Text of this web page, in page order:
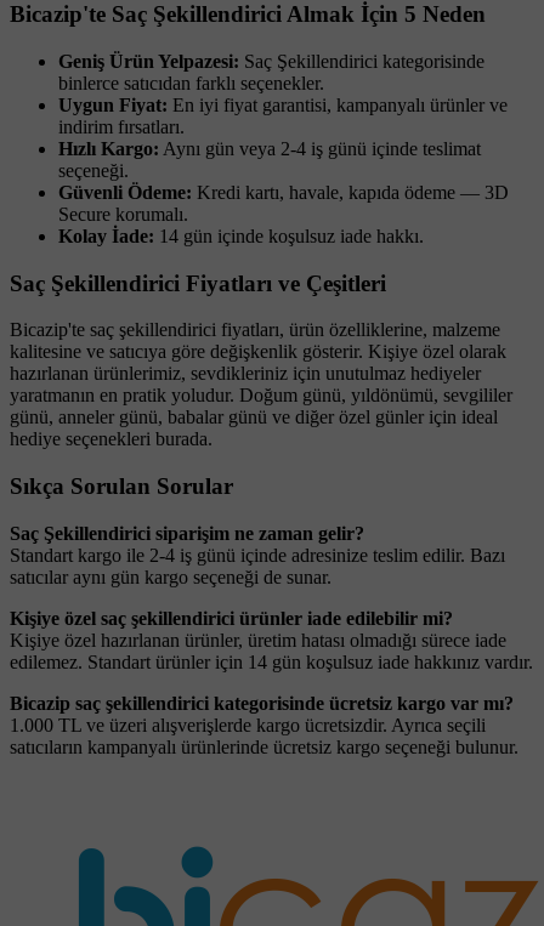
Bicazip'te Saç Şekillendirici Almak İçin 5 Neden
Geniş Ürün Yelpazesi: Saç Şekillendirici kategorisinde
binlerce satıcıdan farklı seçenekler.
Uygun Fiyat: En iyi fiyat garantisi, kampanyalı ürünler ve
indirim fırsatları.
Hızlı Kargo: Aynı gün veya 2-4 iş günü içinde teslimat
seçeneği.
Güvenli Ödeme: Kredi kartı, havale, kapıda ödeme — 3D
Secure korumalı.
Kolay İade: 14 gün içinde koşulsuz iade hakkı.
Saç Şekillendirici Fiyatları ve Çeşitleri
Bicazip'te saç şekillendirici fiyatları, ürün özelliklerine, malzeme
kalitesine ve satıcıya göre değişkenlik gösterir. Kişiye özel olarak
hazırlanan ürünlerimiz, sevdikleriniz için unutulmaz hediyeler
yaratmanın en pratik yoludur. Doğum günü, yıldönümü, sevgililer
günü, anneler günü, babalar günü ve diğer özel günler için ideal
hediye seçenekleri burada.
Sıkça Sorulan Sorular
Saç Şekillendirici siparişim ne zaman gelir?
Standart kargo ile 2-4 iş günü içinde adresinize teslim edilir. Bazı
satıcılar aynı gün kargo seçeneği de sunar.
Kişiye özel saç şekillendirici ürünler iade edilebilir mi?
Kişiye özel hazırlanan ürünler, üretim hatası olmadığı sürece iade
edilemez. Standart ürünler için 14 gün koşulsuz iade hakkınız vardır.
Bicazip saç şekillendirici kategorisinde ücretsiz kargo var mı?
1.000 TL ve üzeri alışverişlerde kargo ücretsizdir. Ayrıca seçili
satıcıların kampanyalı ürünlerinde ücretsiz kargo seçeneği bulunur.